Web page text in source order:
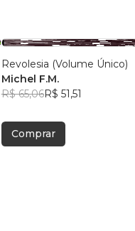
Revolesia (Volume Único)
Michel F.M.
R$ 65,06R$ 51,51
Comprar